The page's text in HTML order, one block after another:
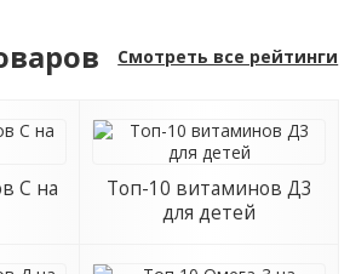
Смотреть все рейтинги
С на
Топ-10 витаминов Д3
для детей